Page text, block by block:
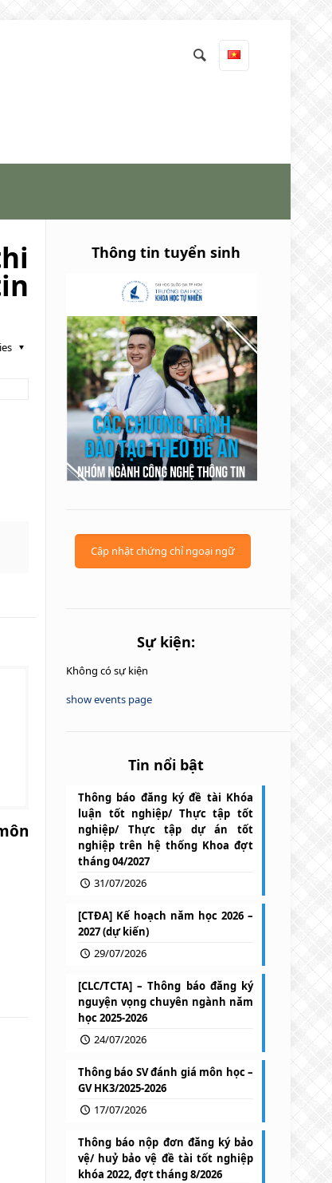
Thông tin tuyển sinh
Cập nhật chứng chỉ ngoại ngữ
Sự kiện:
Không có sự kiện
show events page
Tin nổi bật
Thông báo đăng ký đề tài Khóa
luận tốt nghiệp/ Thực tập tốt
nghiệp/ Thực tập dự án tốt
nghiệp trên hệ thống Khoa đợt
tháng 04/2027
31/07/2026
[CTĐA] Kế hoạch năm học 2026 –
2027 (dự kiến)
29/07/2026
[CLC/TCTA] – Thông báo đăng ký
nguyện vọng chuyên ngành năm
học 2025-2026
24/07/2026
Thông báo SV đánh giá môn học –
GV HK3/2025-2026
17/07/2026
Thông báo nộp đơn đăng ký bảo
vệ/ huỷ bảo vệ đề tài tốt nghiệp
khóa 2022, đợt tháng 8/2026